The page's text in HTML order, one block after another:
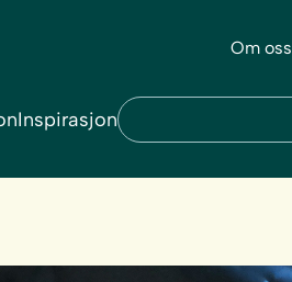
Om oss
Inspirasjon